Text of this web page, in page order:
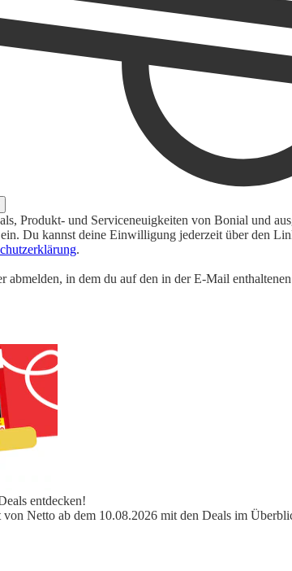
Produkt- und Serviceneuigkeiten von Bonial und
Du kannst deine Einwilligung jederzeit über den
.
abmelden, in dem du auf den in der E-Mail
entdecken!
von Netto ab dem 10.08.2026 mit den Deals im